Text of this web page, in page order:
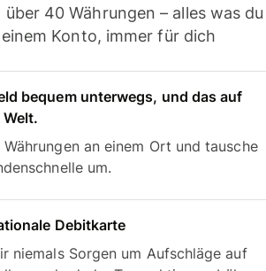
40 Währungen – alles was du
Konto, immer für dich
bequem unterwegs, und das auf
an einem Ort und tausche
um.
Debitkarte
niemals Sorgen um Aufschläge auf